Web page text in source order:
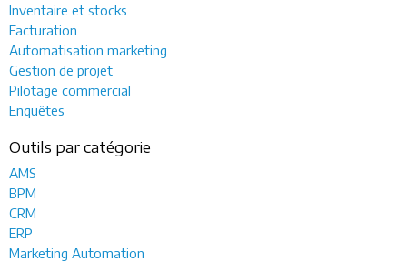
Inventaire et stocks
Facturation
Automatisation marketing
Gestion de projet
Pilotage commercial
Enquêtes
Outils par catégorie
AMS
BPM
CRM
ERP
Marketing Automation